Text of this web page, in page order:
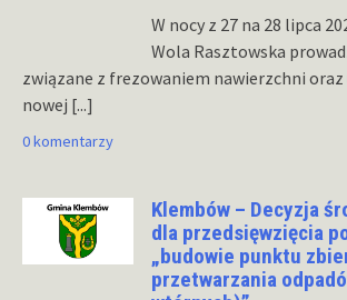
W nocy z 27 na 28 lipca
Wola Rasztowska
związane z frezowaniem nawierzchni oraz
nowej [...]
0 komentarzy
Klembów – Decyzja
dla przedsięwzięcia
„budowie punktu
przetwarzania